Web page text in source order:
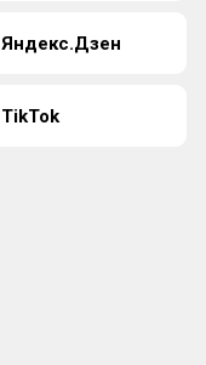
Яндекс.Дзен
TikTok